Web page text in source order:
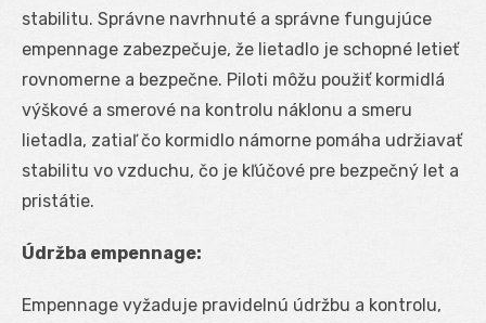
stabilitu. Správne navrhnuté a správne fungujúce
empennage zabezpečuje, že lietadlo je schopné letieť
rovnomerne a bezpečne. Piloti môžu použiť kormidlá
výškové a smerové na kontrolu náklonu a smeru
lietadla, zatiaľ čo kormidlo námorne pomáha udržiavať
stabilitu vo vzduchu, čo je kľúčové pre bezpečný let a
pristátie.
Údržba empennage:
Empennage vyžaduje pravidelnú údržbu a kontrolu,